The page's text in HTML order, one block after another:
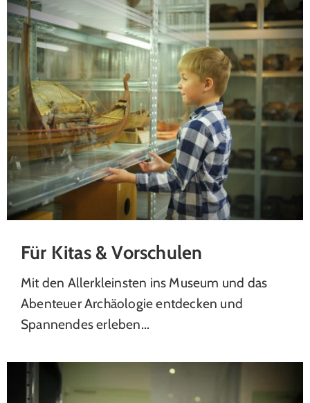
Für Kitas & Vorschulen
Mit den Allerkleinsten ins Museum und das
Abenteuer Archäologie entdecken und
Spannendes erleben...